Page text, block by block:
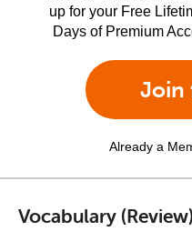
up for your Free
Days of Premium
Join
Already a
Vocabulary (Review)